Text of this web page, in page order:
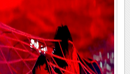
اخبار کریپتو
سرگرمی
باشگاه مغز
مجله تصویری
فیلم
اقتصاد
ورزش
سیاست
عصر ایران 2
خواندنی ها و
داستان کوتاه
آموزش زبان